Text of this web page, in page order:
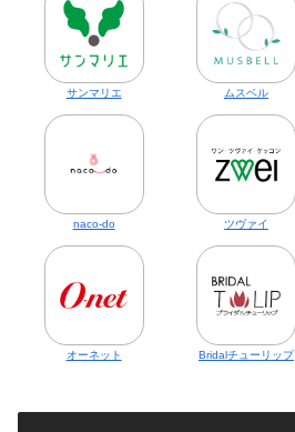
サンマリエ ムスベル
naco-do ツヴァイ
オーネット Bridalチューリップ